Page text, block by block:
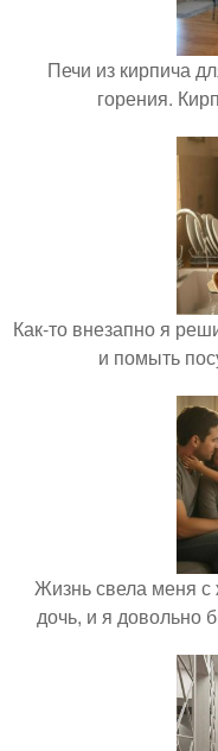
Печи из кирпича
горения.
Как-то внезапно я
и помыть
Жизнь свела меня с
дочь, и я довольно